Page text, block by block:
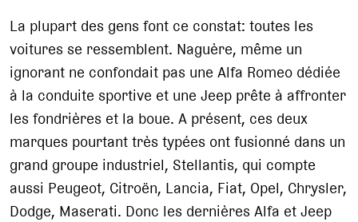
La plupart des gens font ce constat: toutes les
voitures se ressemblent. Naguère, même un
ignorant ne confondait pas une Alfa Romeo dédiée
à la conduite sportive et une Jeep prête à affronter
les fondrières et la boue. A présent, ces deux
marques pourtant très typées ont fusionné dans un
grand groupe industriel, Stellantis, qui compte
aussi Peugeot, Citroën, Lancia, Fiat, Opel, Chrysler,
Dodge, Maserati. Donc les dernières Alfa et Jeep